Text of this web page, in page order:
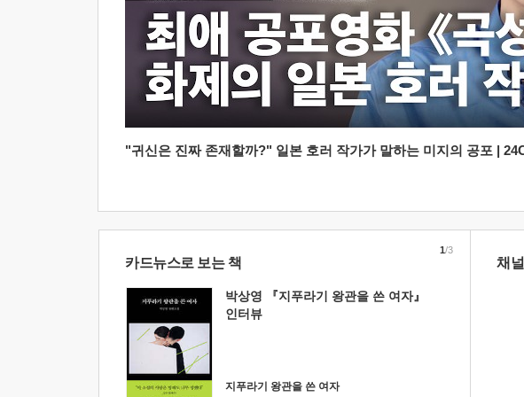
"귀신은 진짜 존재할까?" 일본 호러 작가가 말하는 미지의 공포 |
카드뉴스로 보는 책
박상영 『지푸라기 왕관을 쓴 여자』
인터뷰
지푸라기 왕관을 쓴 여자
1/3
채